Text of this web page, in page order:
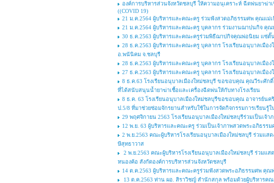
องค์การบริหารส่วนจังหวัดชลบุรี ให้ความอนุเคราะห์ ฉีดพ่นยาฆ่า
((COVID 19)
21 ม.ค.2564 ผู้บริหารและคณะครู ร่วมฟังสวดอภิธรรมศพ คุณแม่
21 ม.ค.2564 ผู้บริหารและคณะครู บุคลากร ร่วมงานฌาปนกิจ คุ
30 ธ.ค.2563 ผู้บริหารและคณะครูร่วมพิธีฌาปกิจคุณพ่อนิยม แซ่
28 ธ.ค.2563 ผู้บริหารและคณะครู บุคลากร โรงเรียนอนุบาลเมื
อ.พนันิคม จ.ชลบุรี
28 ธ.ค.2563 ผู้บริหารและคณะครู บุคลากร โรงเรียนอนุบาลเ
27 ธ.ค.2563 ผู้บริหารและคณะครู บุคลากร โรงเรียนอนุบาลเ
8 ธ.ค.63 โรงเรียนอนุบาลเมืองใหม่ชลบุรี ขอขอบคุณ คุณวีระศั
ที่ได้สนับสนุนน้ำยาฆ่าเชื้อและเครื่องฉีดพ่นให้กับทางโรงเรียน
8 ธ.ค. 63 โรงเรียนอนุบาลเมืองใหม่ชลบุรีขอขอบคุณ อาจารย์นค
ป.5/8 ที่มาช่วยซ่อมจักรยานสำหรับใช้ในการจัดกิจกรรมการเรียนรู้ใ
29 พฤศจิกายน 2563 โรงเรียนอนุบาลเมืองใหม่ชลบุรีร่วมเป็นเ
12 พ.ย. 63 ผู้บริหารและคณะครู ร่วมเป็นเจ้าภาพสวดพระอภิธ
2 พ.ย.2563 คณะผู้บริหารโรงเรียนอนุบาลเมืองใหม่ชลบุรี ร่วมแส
ษีสุทธาวาส
2 พ.ย.2563 คณะผู้บริหารโรงเรียนอนุบาลเมืองใหม่ชลบุรี ร่วมแ
หนองค้อ สังกัดองค์การบริหารส่วนจังหวัดชลบุรี
14 ต.ค.2563 ผู้บริหารและคณะครูร่วมฟังสวดพระอภิธรรมศพ คุ
13 ต.ค.2563 ท่าน ผอ. สิราวิชญ์ สำนักสกุล พร้อมด้วยผู้บริหารค